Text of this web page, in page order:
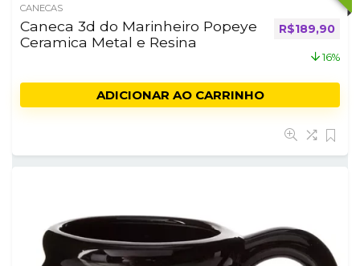
CANECAS
Caneca 3d do Marinheiro Popeye
Ceramica Metal e Resina
O preço
R$189,90O
16%
ADICIONAR AO CARRINHO